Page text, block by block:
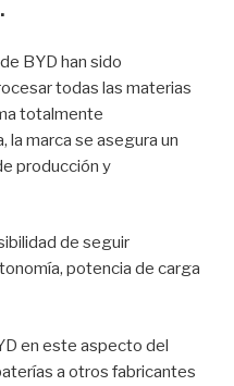
BYD han sido
todas las materias
totalmente
la marca se asegura un
producción y
de seguir
potencia de carga
en este aspecto del
a otros fabricantes